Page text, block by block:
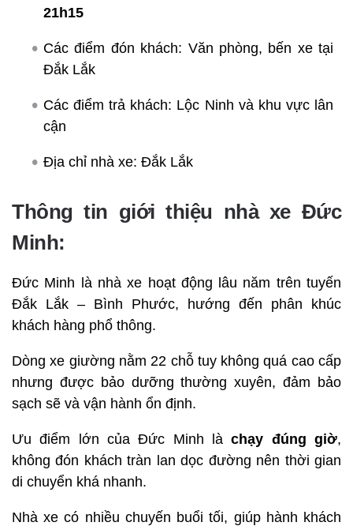
21h15
Các điểm đón khách: Văn phòng, bến xe tại
Đắk Lắk
Các điểm trả khách: Lộc Ninh và khu vực lân
cận
Địa chỉ nhà xe: Đắk Lắk
Thông tin giới thiệu nhà xe Đức
Minh:
Đức Minh là nhà xe hoạt động lâu năm trên tuyến
Đắk Lắk – Bình Phước, hướng đến phân khúc
khách hàng phổ thông.
Dòng xe giường nằm 22 chỗ tuy không quá cao cấp
nhưng được bảo dưỡng thường xuyên, đảm bảo
sạch sẽ và vận hành ổn định.
Ưu điểm lớn của Đức Minh làchạy đúng giờ,
không đón khách tràn lan dọc đường nên thời gian
di chuyển khá nhanh.
Nhà xe có nhiều chuyến buổi tối, giúp hành khách